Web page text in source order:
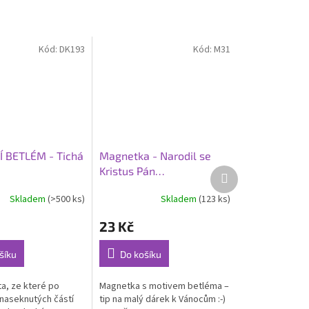
BETLÉM - Tichá
Skladem(>500 ks)
ze které po
částí
Kód:DK193
Magnetka - Narodil se
Kristus Pán…
produktu
je
5,0
z
5
hvězdiček.
Skladem(123 ks)
23 Kč
Do košíku
Magnetka s motivem betléma –
tip na malý dárek k Vánocům :-)
Kód: M31
Další
produkt